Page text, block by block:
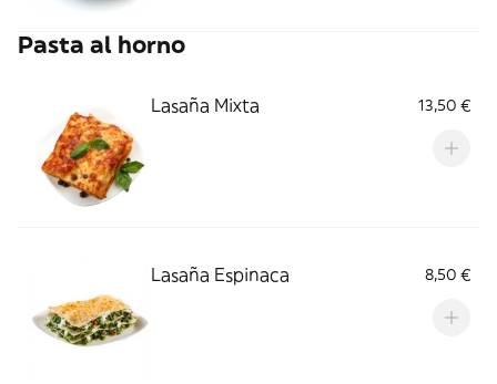
Pasta al horno
Lasaña Mixta 13,50 €
Lasaña Espinaca 8,50 €